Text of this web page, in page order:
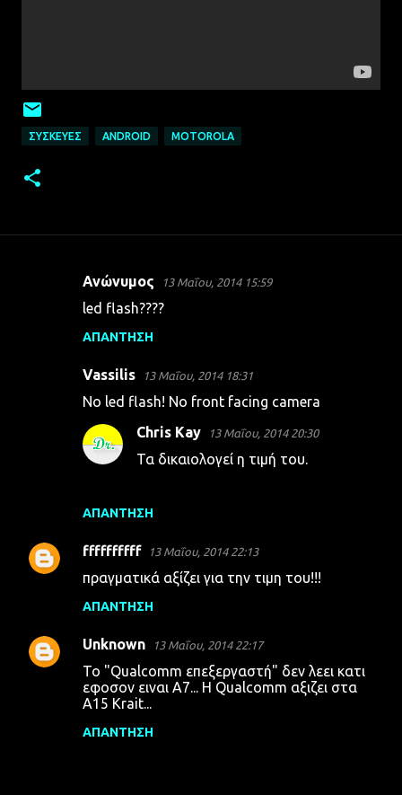
ΣΥΣΚΕΥΈΣ ANDROID MOTOROLA
Ανώνυμος 13 Μαΐου, 2014 15:59
led flash????
ΑΠΆΝΤΗΣΗ
Vassilis 13 Μαΐου, 2014 18:31
No led flash! No front facing camera
ΑΠΆΝΤΗΣΗ
Chris Kay 13 Μαΐου, 2014 20:30
Τα δικαιολογεί η τιμή του.
ffffffffff 13 Μαΐου, 2014 22:13
πραγματικά αξίζει για την τιμη του!!!
ΑΠΆΝΤΗΣΗ
Unknown 13 Μαΐου, 2014 22:17
Το "Qualcomm επεξεργαστή" δεν λεει κατι
εφοσον ειναι Α7... Η Qualcomm αξιζει στα
Α15 Krait...
ΑΠΆΝΤΗΣΗ